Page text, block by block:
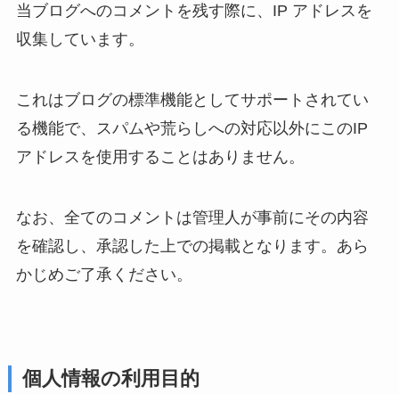
当ブログへのコメントを残す際に、IP アドレスを
収集しています。
これはブログの標準機能としてサポートされてい
る機能で、スパムや荒らしへの対応以外にこのIP
アドレスを使用することはありません。
なお、全てのコメントは管理人が事前にその内容
を確認し、承認した上での掲載となります。あら
かじめご了承ください。
個人情報の利用目的